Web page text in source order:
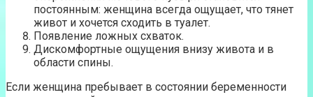
постоянным: женщина всегда ощущает, что тянет
живот и хочется сходить в туалет.
Появление ложных схваток.
Дискомфортные ощущения внизу живота и в
области спины.
Если женщина пребывает в состоянии беременности